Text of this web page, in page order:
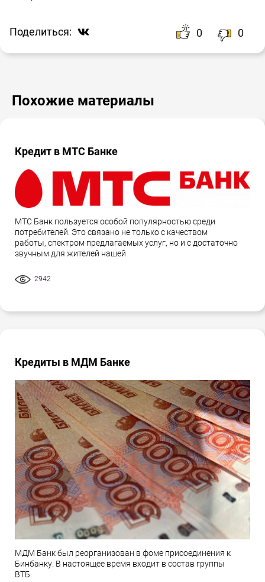
Поделиться: 0 0
Похожие материалы
Кредит в МТС Банке
МТС Банк пользуется особой популярностью среди
потребителей. Это связано не только с качеством
работы, спектром предлагаемых услуг, но и с достаточно
звучным для жителей нашей
2942
Кредиты в МДМ Банке
МДМ Банк был реорганизован в фоме присоединения к
Бинбанку. В настоящее время входит в состав группы
ВТБ.